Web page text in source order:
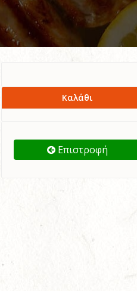
Καλάθι
Επιστροφή